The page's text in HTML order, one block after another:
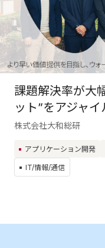
課題解決率が大
ット”をアジャ
株式会社大和総研
アプリケーション開発
IT/情報/通信